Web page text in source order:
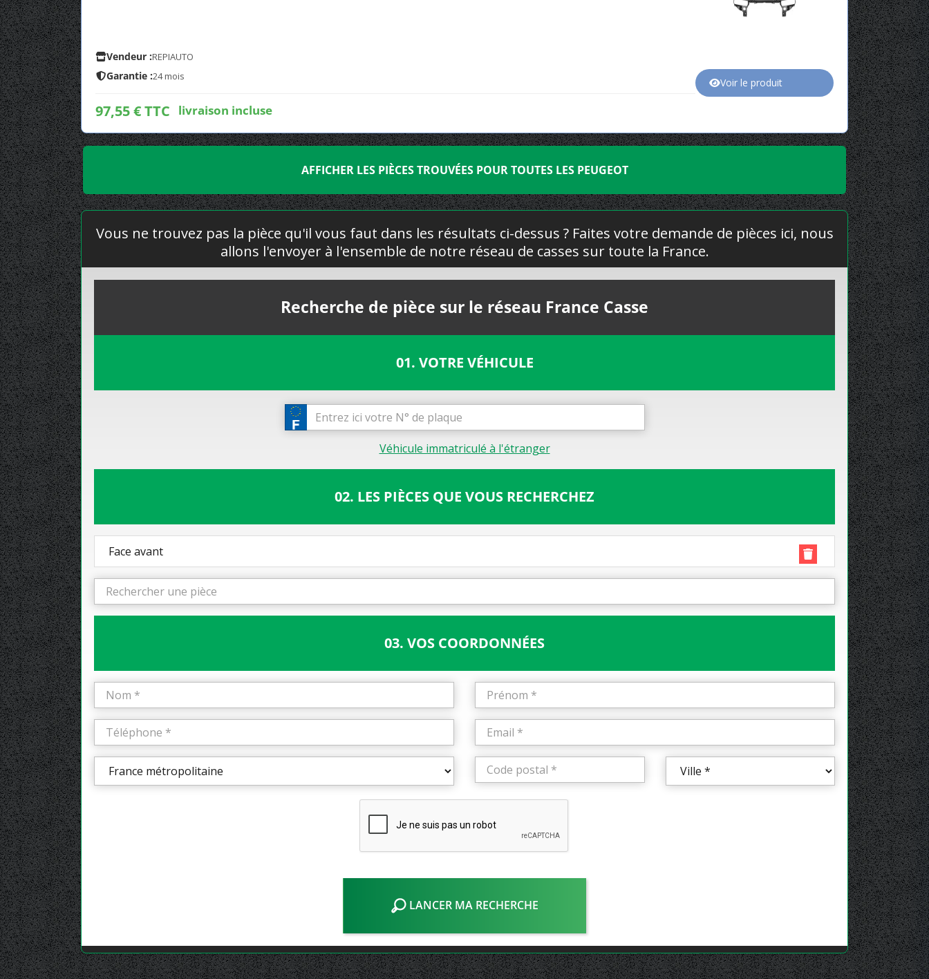
Vendeur :REPIAUTO
Garantie :24 mois
97,55 € TTC livraison incluse
Voir le produit
AFFICHER LES PIÈCES TROUVÉES POUR TOUTES LES PEUGEOT
Vous ne trouvez pas la pièce qu'il vous faut dans les résultats ci-dessus ? Faites votre demande de pièces ici, nous
allons l'envoyer à l'ensemble de notre réseau de casses sur toute la France.
Recherche de pièce sur le réseau France Casse
01. VOTRE VÉHICULE
Véhicule immatriculé à l'étranger
02. LES PIÈCES QUE VOUS RECHERCHEZ
Face avant
03. VOS COORDONNÉES
LANCER MA RECHERCHE